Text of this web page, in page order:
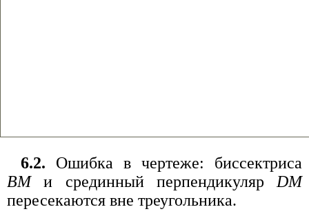
6.2. Ошибка в чертеже: биссектриса
ВМи срединный перпендикуляр DM
пересекаются вне треугольника.